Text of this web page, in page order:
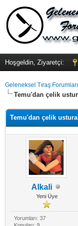
Hoşgeldin, Ziyaretçi:
Geleneksel Tıraş Forumları
Temu'dan çelik
Temu'dan çelik ustura
Alkali
Yeni Üye
Yorumları: 37